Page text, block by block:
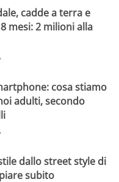
cadde a terra e
mesi: 2 milioni alla
cosa stiamo
adulti, secondo
dallo street style di
subito